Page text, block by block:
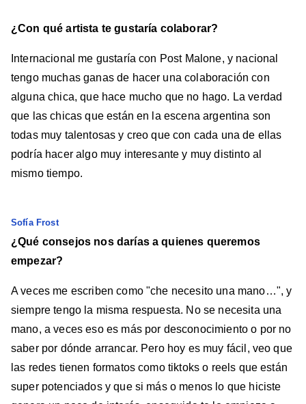
¿Con qué artista te gustaría colaborar?
Internacional me gustaría con Post Malone, y nacional
tengo muchas ganas de hacer una colaboración con
alguna chica, que hace mucho que no hago. La verdad
que las chicas que están en la escena argentina son
todas muy talentosas y creo que con cada una de ellas
podría hacer algo muy interesante y muy distinto al
mismo tiempo.
Sofía Frost
¿Qué consejos nos darías a quienes queremos
empezar?
A veces me escriben como "che necesito una mano…", y
siempre tengo la misma respuesta. No se necesita una
mano, a veces eso es más por desconocimiento o por no
saber por dónde arrancar. Pero hoy es muy fácil, veo que
las redes tienen formatos como tiktoks o reels que están
super potenciados y que si más o menos lo que hiciste